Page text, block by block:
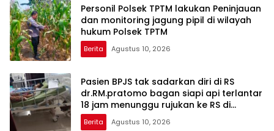
Personil Polsek TPTM lakukan Peninjauan
dan monitoring jagung pipil di wilayah
hukum Polsek TPTM
Berita Agustus 10, 2026
Pasien BPJS tak sadarkan diri di RS
dr.RM.pratomo bagan siapi api terlantar
18 jam menunggu rujukan ke RS di
pekanbaru
Berita Agustus 10, 2026